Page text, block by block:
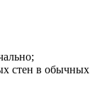
стен в обычных